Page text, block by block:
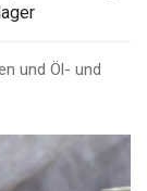
und Öl- und